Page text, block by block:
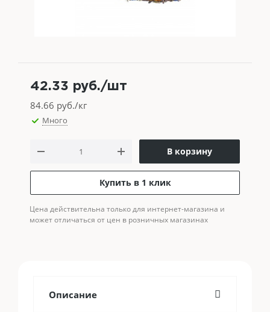
42.33 руб./шт
84.66 руб./кг
Много
В корзину
Купить в 1 клик
Цена действительна только для интернет-магазина и
может отличаться от цен в розничных магазинах
Описание